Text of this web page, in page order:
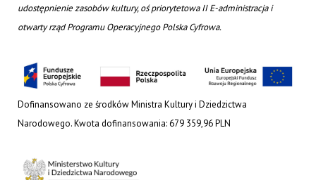
udostępnienie zasobów kultury, oś priorytetowa II E-administracja i
otwarty rząd Programu Operacyjnego Polska Cyfrowa.
Dofinansowano ze środków Ministra Kultury i Dziedzictwa
Narodowego. Kwota dofinansowania: 679 359,96 PLN